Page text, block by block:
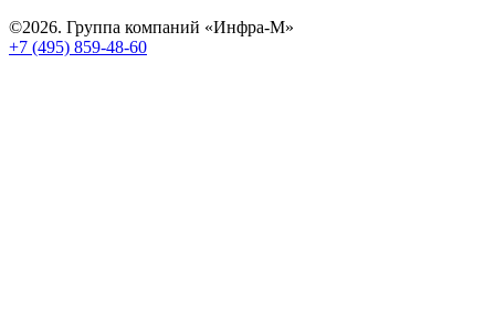
©2026. Группа компаний «Инфра-М»
+7 (495) 859-48-60